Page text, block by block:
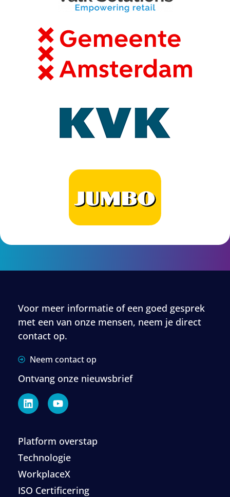
Voor meer informatie of een goed gesprek
met een van onze mensen, neem je direct
contact op.
Neem contact op
Ontvang onze nieuwsbrief
Platform overstap
Technologie
WorkplaceX
ISO Certificering